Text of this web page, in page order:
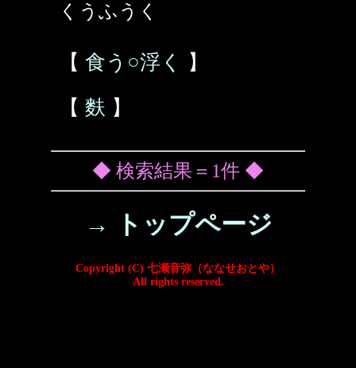
くうふうく
【 食う○浮く
】
【 麩 】
◆ 検索結果＝1件 ◆
→ トップページ
Copyright (C) 七瀬音弥（ななせおとや）
All rights reserved.